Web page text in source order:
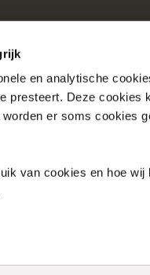
en analytische
presteert. Deze cookies
er soms cookies
van cookies en hoe wij